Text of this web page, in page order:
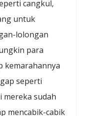
cangkul,
untuk
lolongan
para
kemarahannya
seperti
mereka sudah
mencabik-cabik